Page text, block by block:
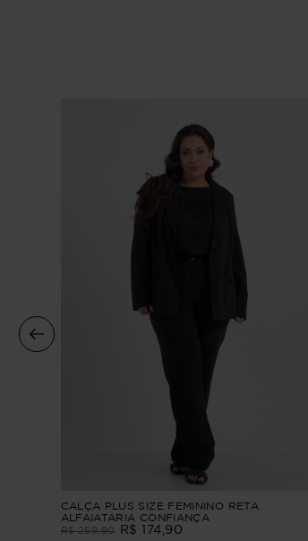
CALÇA PLUS SIZE FEMININO RETA
ALFAIATARIA CONFIANÇA
R$ 259,90 R$ 174 90